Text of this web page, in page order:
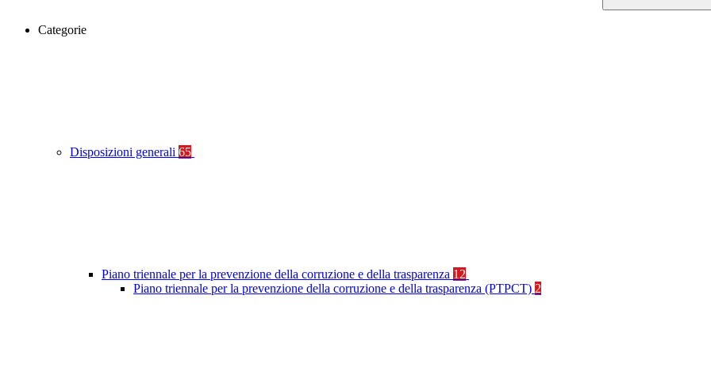
Categorie
Disposizioni generali 65
Piano triennale per la prevenzione della corruzione e della trasparenza 12
Piano triennale per la prevenzione della corruzione e della trasparenza (PTPCT) 2